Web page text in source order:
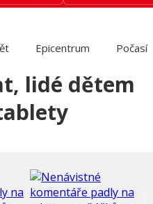
Epicentrum Počasí
lidé dětem